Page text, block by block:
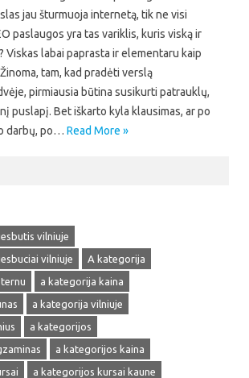
jau šturmuoja internetą, tik ne visi
paslaugos yra tas variklis, kuris viską ir
Viskas labai paprasta ir elementaru kaip
tam, kad pradėti verslą
pirmiausia būtina susikurti patrauklų,
puslapį. Bet iškarto kyla klausimas, ar po
darbų, po… Read More »
vilniuje
vilniuje
A kategorija
a kategorija kaina
a kategorija vilniuje
a kategorijos
a kategorijos kaina
a kategorijos kursai kaune